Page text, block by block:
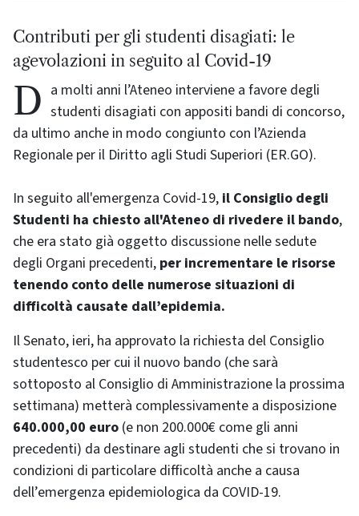
Contributi per gli studenti disagiati: le
agevolazioni in seguito al Covid-19
Da molti anni l’Ateneo interviene a favore degli studenti disagiati con appositi bandi di concorso,
da ultimo anche in modo congiunto con l’Azienda
Regionale per il Diritto agli Studi Superiori (ER.GO).
In seguito all'emergenza Covid-19, il Consiglio degli
Studenti ha chiesto all'Ateneo di rivedere il bando,
che era stato già oggetto discussione nelle sedute
degli Organi precedenti, per incrementare le risorse
tenendo conto delle numerose situazioni di
difficoltà causate dall’epidemia.
Il Senato, ieri, ha approvato la richiesta del Consiglio
studentesco per cui il nuovo bando (che sarà
sottoposto al Consiglio di Amministrazione la prossima
settimana) metterà complessivamente a disposizione
640.000,00 euro (e non 200.000€ come gli anni
precedenti) da destinare agli studenti che si trovano in
condizioni di particolare difficoltà anche a causa
dell’emergenza epidemiologica da COVID-19.